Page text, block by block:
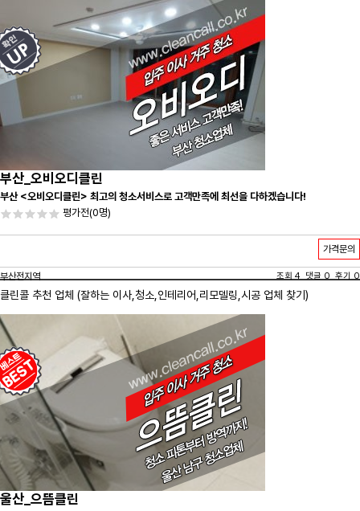
부산_오비오디클린
부산 <오비오디클린> 최고의 청소서비스로 고객만족에 최선을 다하겠습니다!
평가전(0명)
가격문의
부산전지역 조회 4 댓글 0 후기 0
클린콜 추천 업체 (잘하는 이사, 청소 ,인테리어,리모델링,시공 업체 찾기)
울산_으뜸클린